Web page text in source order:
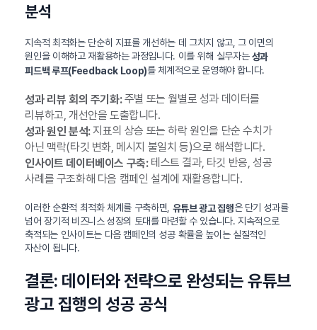
분석
지속적 최적화는 단순히 지표를 개선하는 데 그치지 않고, 그 이면의
원인을 이해하고 재활용하는 과정입니다. 이를 위해 실무자는성과
피드백 루프(Feedback Loop)를 체계적으로 운영해야 합니다.
성과 리뷰 회의 주기화:주별 또는 월별로 성과 데이터를
리뷰하고, 개선안을 도출합니다.
성과 원인 분석:지표의 상승 또는 하락 원인을 단순 수치가
아닌 맥락(타깃 변화, 메시지 불일치 등)으로 해석합니다.
인사이트 데이터베이스 구축:테스트 결과, 타깃 반응, 성공
사례를 구조화해 다음 캠페인 설계에 재활용합니다.
이러한 순환적 최적화 체계를 구축하면, 유튜브 광고 집행은 단기 성과를
넘어 장기적 비즈니스 성장의 토대를 마련할 수 있습니다. 지속적으로
축적되는 인사이트는 다음 캠페인의 성공 확률을 높이는 실질적인
자산이 됩니다.
결론: 데이터와 전략으로 완성되는 유튜브
광고 집행의 성공 공식